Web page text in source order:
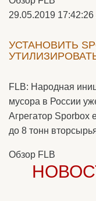
29.05.2019 17:42:26
УСТАНОВИТЬ
FLB: Народная
мусора в России
Агрегатор Sporbox
до 8 тонн
Обзор FLB